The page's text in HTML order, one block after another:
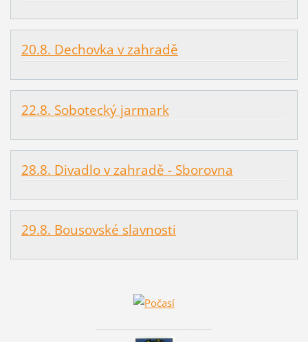
20.8. Dechovka v zahradě
22.8. Sobotecký jarmark
28.8. Divadlo v zahradě - Sborovna
29.8. Bousovské slavnosti